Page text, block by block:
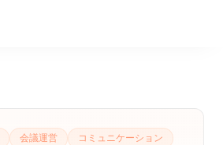
会議運営 コミュニケーション